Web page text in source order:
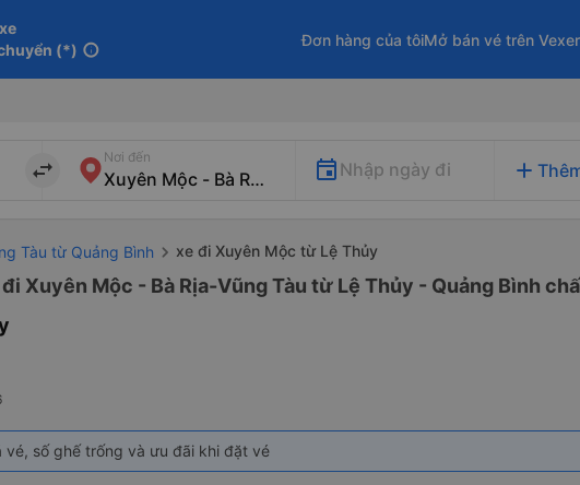
(*) info
Đơn hàng của tôiMở bán vé trên
import_export
Nơi đến
Nhập ngày đi add
Tàu từ Quảng Bình xe đi Xuyên Mộc từ Lệ Thủy
Xuyên Mộc - Bà Rịa-Vũng Tàu từ Lệ Thủy - Quảng Bình
vé, số ghế trống và ưu đãi khi đặt vé